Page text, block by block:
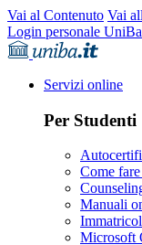
Vai al Contenuto Vai
Login personale UniBa
Servizi online
Per Studenti
Come fare
Manuali
Microsoft